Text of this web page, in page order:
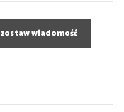
zostaw wiadomość